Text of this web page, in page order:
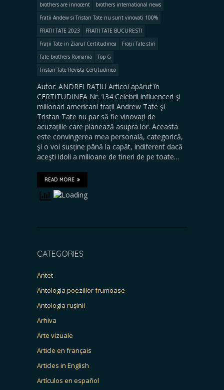
brothers are innocent
brothers international news
Fratii Andew si Tristan Tate nu sunt vinovati 100%
FRATII TATE 2023
FRATII TATE BUCURESTI
Frații Tate in Ziarul Certitudinea
Frații Tate stiri
Tate brothers Romania
Top G
Tristan Tate Revista Certitudinea
Autor: ANDREI RAȚIU Articol apărut în
CERTITUDINEA Nr. 134 Celebrii influenceri şi
milionari americani frații Andrew Tate şi
Tristan Tate nu par să fie vinovați de
acuzațiile care planează asupra lor. Aceasta
este convingerea mea personală, categorică,
şi o voi susține până la capăt, indiferent dacă
aceşti idoli a milioane de tineri de pe toate…
READ MORE
CATEGORIES
Antet
Antologia poeziilor frumoase
Antologia rușinii
Arhiva
Arte vizuale
Article en français
Articles in English
Artículos en español